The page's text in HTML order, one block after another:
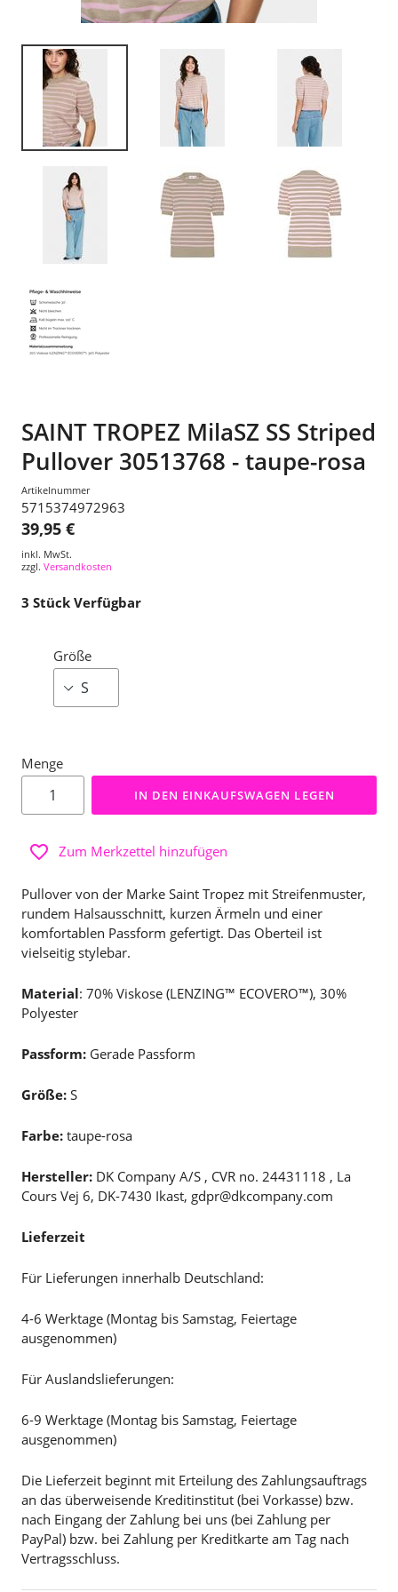
SAINT TROPEZ MilaSZ SS Striped
Pullover 30513768 - taupe-rosa
Artikelnummer
5715374972963
39,95 €
inkl. MwSt.
zzgl. Versandkosten
3 Stück Verfügbar
Größe
Menge
IN DEN EINKAUFSWAGEN LEGEN
Zum Merkzettel hinzufügen
Pullover von der Marke Saint Tropez mit Streifenmuster,
rundem Halsausschnitt, kurzen Ärmeln und einer
komfortablen Passform gefertigt. Das Oberteil ist
vielseitig stylebar.
Material: 70% Viskose (LENZING™ ECOVERO™), 30%
Polyester
Passform: Gerade Passform
Größe: S
Farbe: taupe-rosa
Hersteller: DK Company A/S , CVR no. 24431118 , La
Cours Vej 6, DK-7430 Ikast, gdpr@dkcompany.com
Lieferzeit
Für Lieferungen innerhalb Deutschland:
4-6 Werktage (Montag bis Samstag, Feiertage
ausgenommen)
Für Auslandslieferungen:
6-9 Werktage (Montag bis Samstag, Feiertage
ausgenommen)
Die Lieferzeit beginnt mit Erteilung des Zahlungsauftrags
an das überweisende Kreditinstitut (bei Vorkasse) bzw.
nach Eingang der Zahlung bei uns (bei Zahlung per
PayPal) bzw. bei Zahlung per Kreditkarte am Tag nach
Vertragsschluss.